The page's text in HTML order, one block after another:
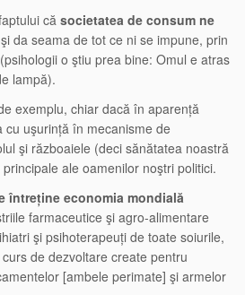
că societatea de consum ne
da seama de tot ce ni se impune, prin
o ştiu prea bine: Omul e atras
lampă).
exemplu, chiar dacă în aparență
uşurință în mecanisme de
şi războaiele (deci sănătatea noastră
ale oamenilor noştri politici.
întreține economia mondială
farmaceutice şi agro-alimentare
şi psihoterapeuți de toate soiurile,
de dezvoltare create pentru
[ambele perimate] şi armelor